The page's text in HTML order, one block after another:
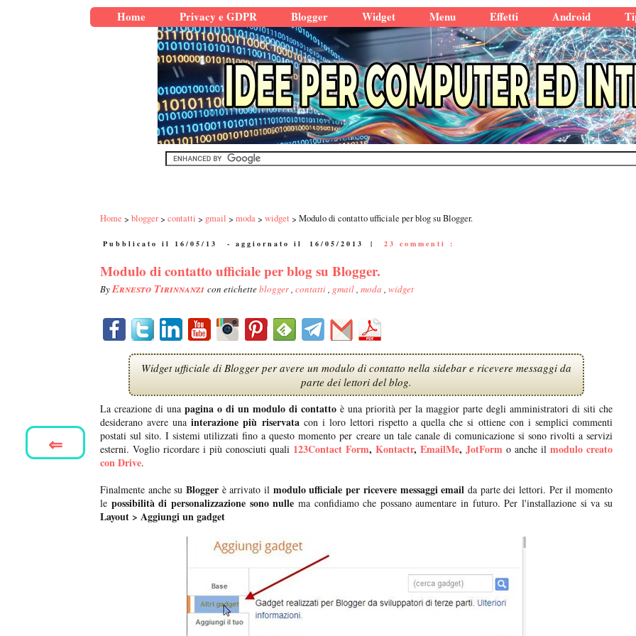
Home Privacy e GDPR Blogger Widget Menu Effetti Android
Home blogger contatti gmail moda widget Modulo di contatto ufficiale per blog su Blogger.
Pubblicato il 16/05/13 - aggiornato il 16/05/2013 | 23 commenti :
Modulo di contatto ufficiale per blog su Blogger.
ByErnesto Tirinnanzi con etichetteblogger, contatti, gmail, moda , widget
Widget ufficiale di Blogger per avere un modulo di contatto nella sidebar e ricevere messaggi da
parte dei lettori del blog.
La creazione di una pagina o di un modulo di contatto è una priorità per la maggior parte degli amministratori di siti che
desiderano avere unainterazione più riservatacon i loro lettori rispetto a quella che si ottiene con i semplici commenti
postati sul sito. I sistemi utilizzati fino a questo momento per creare un tale canale di comunicazione si sono rivolti a servizi
esterni. Voglio ricordare i più conosciuti quali 123Contact Form, Kontactr, EmailMe, JotForm o anche il modulo creato
con Drive.
Finalmente anche su Blogger è arrivato il modulo ufficiale per ricevere messaggi email da parte dei lettori. Per il momento
le possibilità di personalizzazione sono nulle ma confidiamo che possano aumentare in futuro. Per l'installazione si va su
Layout > Aggiungi un gadget
⇐